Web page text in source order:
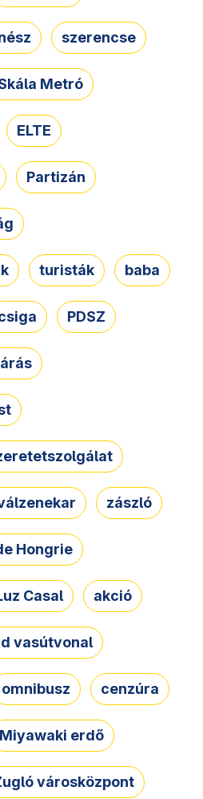
szerencse
Metró
ELTE
Partizán
turisták baba
PDSZ
zászló
Hongrie
Casal akció
vasútvonal
omnibusz cenzúra
Miyawaki erdő
városközpont